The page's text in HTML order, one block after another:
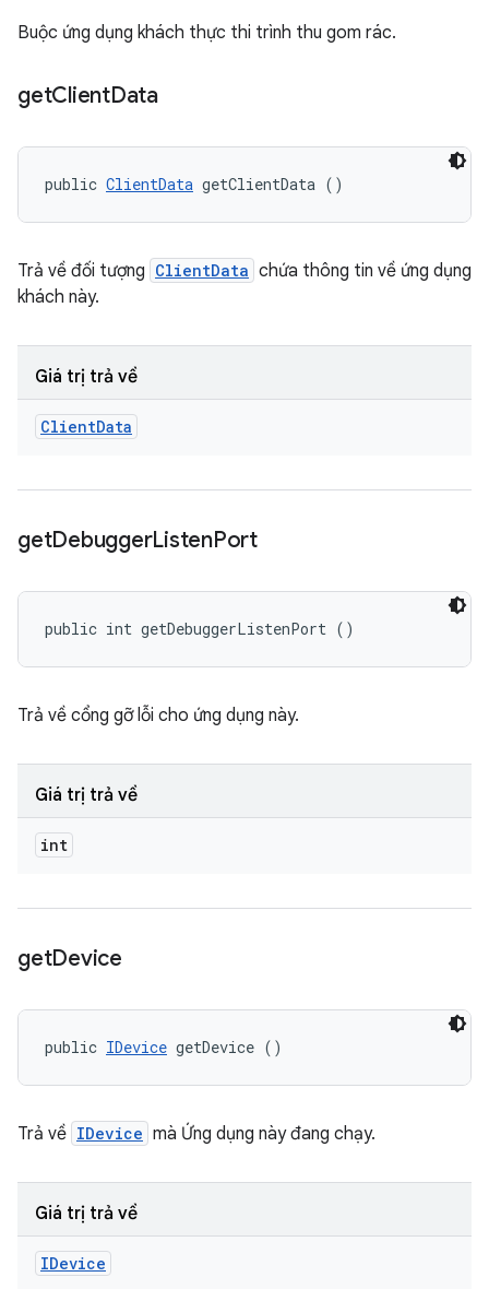
Buộc ứng dụng khách thực thi trình thu gom rác.
getClientData
public ClientData getClientData ()
Trả về đối tượng ClientData chứa thông tin về ứng dụng
khách này.
Giá trị trả về
ClientData
getDebuggerListenPort
public int getDebuggerListenPort ()
Trả về cổng gỡ lỗi cho ứng dụng này.
Giá trị trả về
int
getDevice
public IDevice getDevice ()
Trả về IDevice mà Ứng dụng này đang chạy.
Giá trị trả về
IDevice